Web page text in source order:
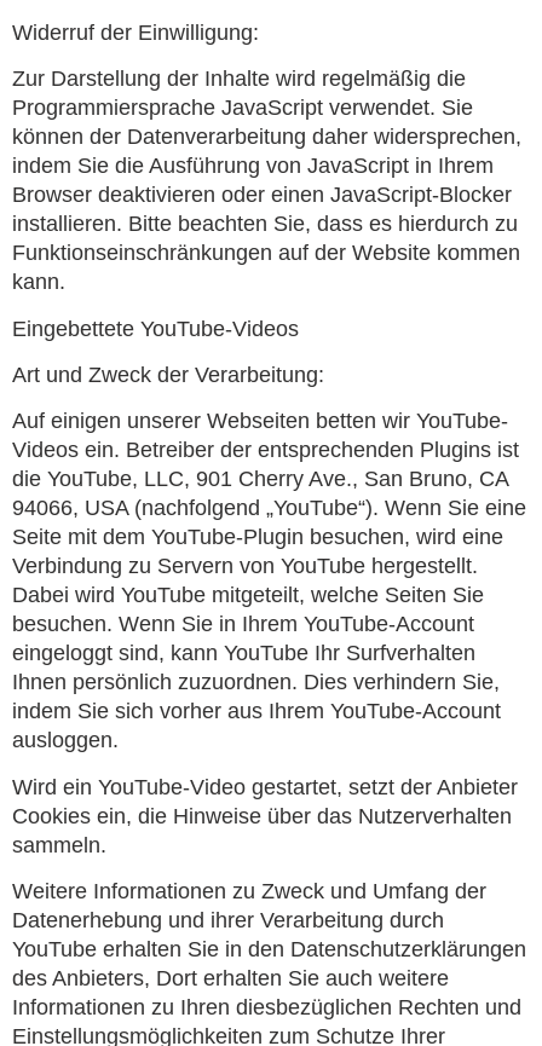
Widerruf der Einwilligung:
Zur Darstellung der Inhalte wird regelmäßig die
Programmiersprache JavaScript verwendet. Sie
können der Datenverarbeitung daher widersprechen,
indem Sie die Ausführung von JavaScript in Ihrem
Browser deaktivieren oder einen JavaScript-Blocker
installieren. Bitte beachten Sie, dass es hierdurch zu
Funktionseinschränkungen auf der Website kommen
kann.
Eingebettete YouTube-Videos
Art und Zweck der Verarbeitung:
Auf einigen unserer Webseiten betten wir YouTube-
Videos ein. Betreiber der entsprechenden Plugins ist
die YouTube, LLC, 901 Cherry Ave., San Bruno, CA
94066, USA (nachfolgend „YouTube“). Wenn Sie eine
Seite mit dem YouTube-Plugin besuchen, wird eine
Verbindung zu Servern von YouTube hergestellt.
Dabei wird YouTube mitgeteilt, welche Seiten Sie
besuchen. Wenn Sie in Ihrem YouTube-Account
eingeloggt sind, kann YouTube Ihr Surfverhalten
Ihnen persönlich zuzuordnen. Dies verhindern Sie,
indem Sie sich vorher aus Ihrem YouTube-Account
ausloggen.
Wird ein YouTube-Video gestartet, setzt der Anbieter
Cookies ein, die Hinweise über das Nutzerverhalten
sammeln.
Weitere Informationen zu Zweck und Umfang der
Datenerhebung und ihrer Verarbeitung durch
YouTube erhalten Sie in den Datenschutzerklärungen
des Anbieters, Dort erhalten Sie auch weitere
Informationen zu Ihren diesbezüglichen Rechten und
Einstellungsmöglichkeiten zum Schutze Ihrer